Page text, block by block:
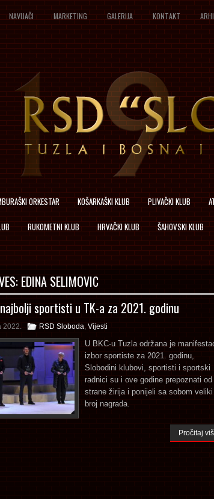
NAVIJAČI MARKETING GALERIJA KONTAKT
ORKESTAR KOŠARKAŠKI KLUB PLIVAČKI KLUB
RUKOMETNI KLUB HRVAČKI KLUB ŠAHOVSKI KLUB
EDINA SELIMOVIC
sportisti u TK-a za 2021. godinu
2022. RSD Sloboda, Vijesti
U BKC-u Tuzla održana je
izbor sportiste za 2021. godinu,
Slobodini klubovi, sportisti i sportski
radnici su i ove godine prepoznati od
strane žirija i ponijeli sa sobom veliki
broj nagrada.
Pročitaj